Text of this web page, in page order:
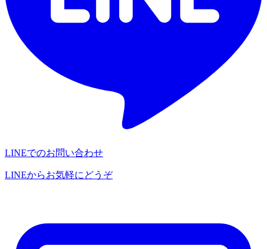
LINEでのお問い合わせ
LINEからお気軽にどうぞ